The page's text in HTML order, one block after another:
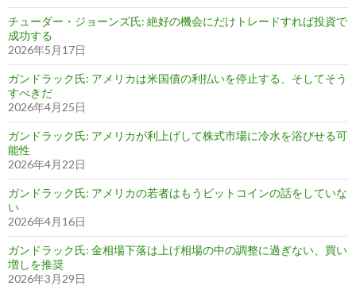
チューダー・ジョーンズ氏: 絶好の機会にだけトレードすれば投資で
成功する
2026年5月17日
ガンドラック氏: アメリカは米国債の利払いを停止する、そしてそう
すべきだ
2026年4月25日
ガンドラック氏: アメリカが利上げして株式市場に冷水を浴びせる可
能性
2026年4月22日
ガンドラック氏: アメリカの若者はもうビットコインの話をしていな
い
2026年4月16日
ガンドラック氏: 金相場下落は上げ相場の中の調整に過ぎない、買い
増しを推奨
2026年3月29日